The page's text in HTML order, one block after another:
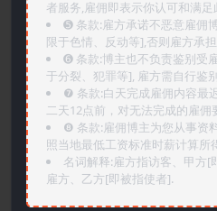
者服务,雇佣即表示你认可和满足
➎ 条款:雇方承诺不恶意雇佣
限于色情、反动等],否则雇方承
➏️ 条款:博主也不负责鉴别受
于分裂、犯罪等], 雇方需自行鉴
❼ 条款:白天完成雇佣内容最
二天12点前，对无法完成的雇佣
❽ 条款:雇佣博主为您从事资
照当地最低工资标准时薪计算所
名词解释:雇方指访客、甲方[
雇方、乙方[即被指使者].